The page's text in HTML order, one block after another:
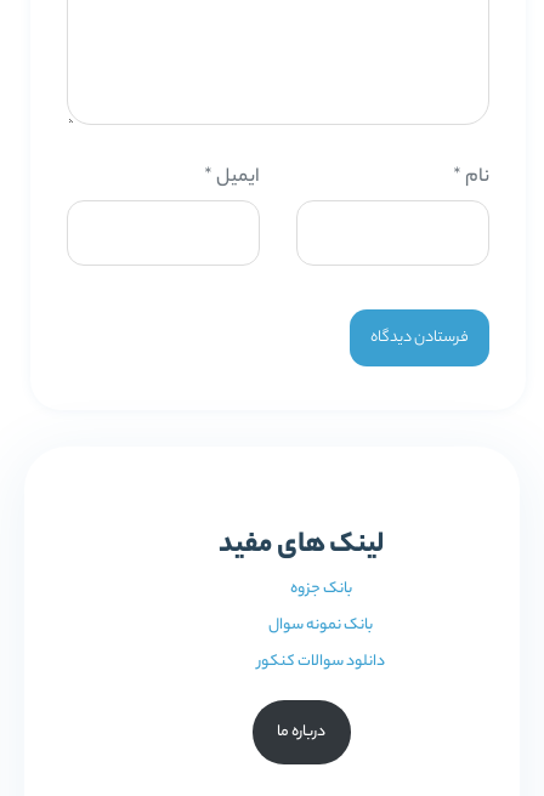
نام * ایمیل*
لینک های مفید
بانک جزوه
بانک نمونه سوال
دانلود سوالات کنکور
درباره ما